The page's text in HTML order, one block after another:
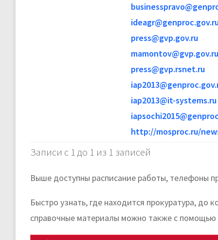
press@gvp.gov.ru
mamontov@gvp.gov.ru
press@gvp.rsnet.ru
iap2013@it-systems.ru
http://mosproc.ru/
Записи с 1 до 1 из 1 записей
Выше доступны расписание работы, телефоны
Быстро узнать, где находится прокуратура, до
справочные материалы можно также с